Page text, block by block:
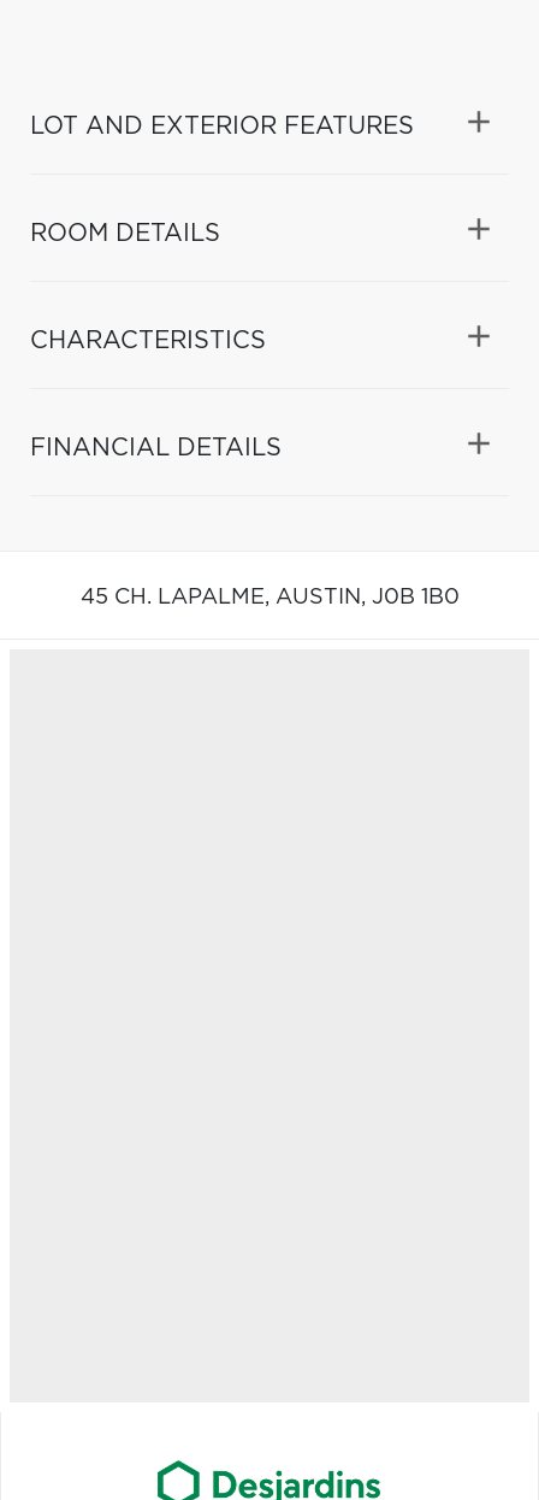
LOT AND EXTERIOR FEATURES
ROOM DETAILS
CHARACTERISTICS
FINANCIAL DETAILS
45 CH. LAPALME, AUSTIN, J0B 1B0